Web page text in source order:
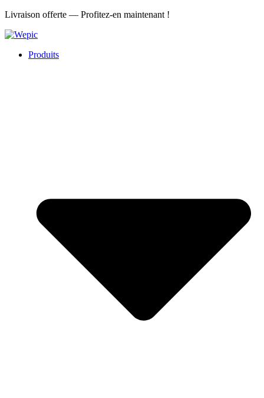
Aller
contenu
Livraison offerte — Profitez-en maintenant !
Produits